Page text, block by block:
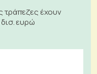
τράπεζες έχουν
ευρώ